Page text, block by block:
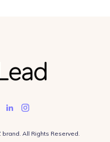
on Facebook
us on Twitter
Add us on LinkedIn
Follow us on
Opens new window
brand. All Rights Reserved.